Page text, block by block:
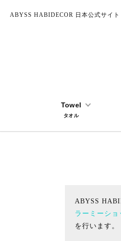
ABYSS HABIDECOR 日本公式サイト
Towel
タオル
ABYSS
ラーミーショ
を行います。